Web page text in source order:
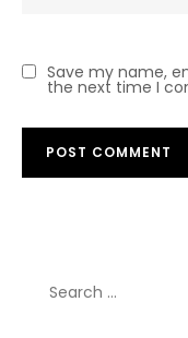
Save my name,
the next time I